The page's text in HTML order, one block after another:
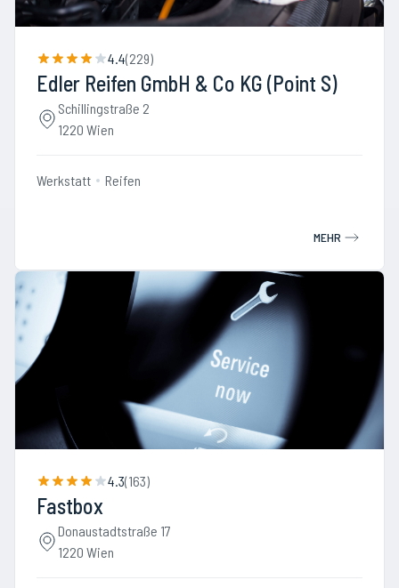
4.4(229)
Edler Reifen GmbH & Co KG (Point S)
Schillingstraße 2
1220 Wien
Werkstatt Reifen
MEHR
4.3(163)
Fastbox
Donaustadtstraße 17
1220 Wien